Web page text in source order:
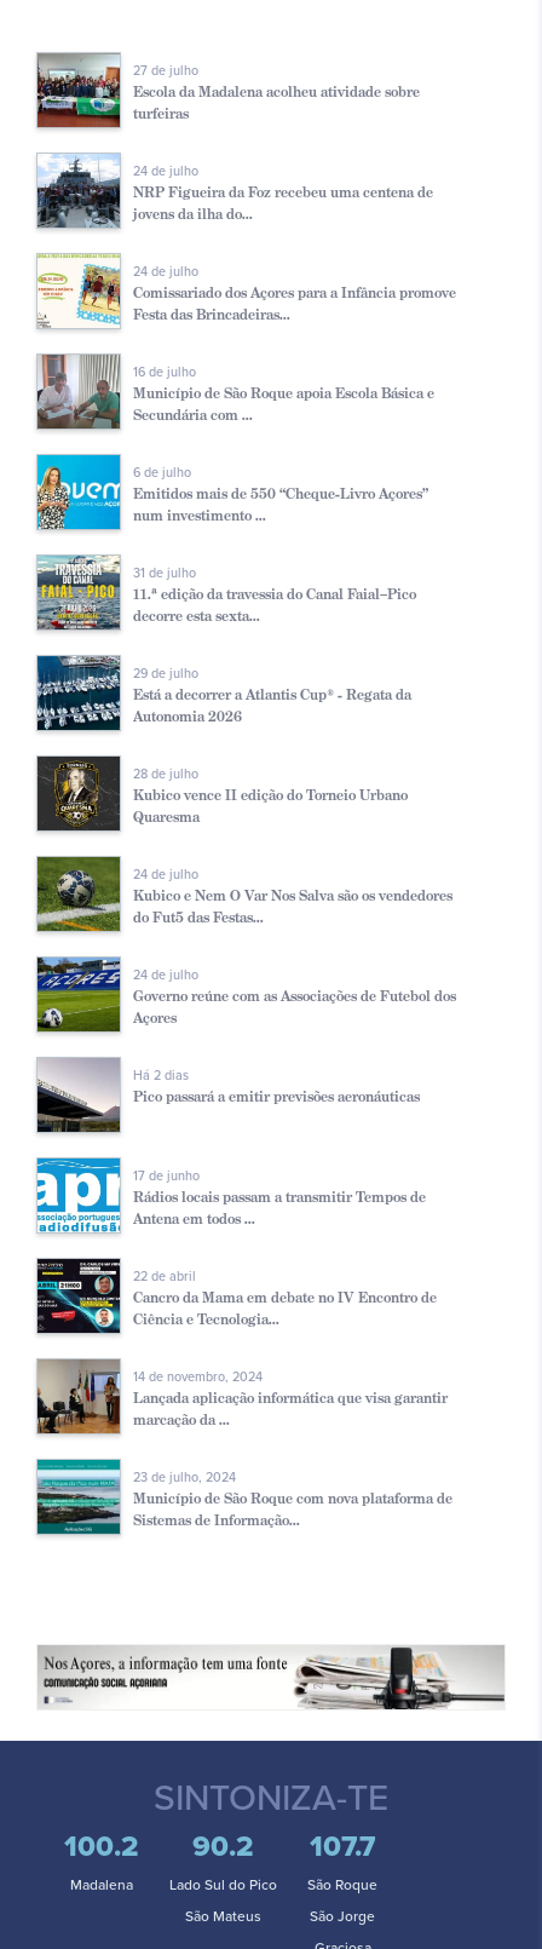
27 de julho
Escola da Madalena acolheu atividade sobre
turfeiras
24 de julho
NRP Figueira da Foz recebeu uma centena de
jovens da ilha do...
24 de julho
Comissariado dos Açores para a Infância promove
Festa das Brincadeiras...
16 de julho
Município de São Roque apoia Escola Básica e
Secundária com ...
6 de julho
Emitidos mais de 550 “Cheque-Livro Açores”
num investimento ...
31 de julho
11.ª edição da travessia do Canal Faial–Pico
decorre esta sexta...
29 de julho
Está a decorrer a Atlantis Cup® - Regata da
Autonomia 2026
28 de julho
Kubico vence II edição do Torneio Urbano
Quaresma
24 de julho
Kubico e Nem O Var Nos Salva são os vendedores
do Fut5 das Festas...
24 de julho
Governo reúne com as Associações de Futebol dos
Açores
Há 2 dias
Pico passará a emitir previsões aeronáuticas
17 de junho
Rádios locais passam a transmitir Tempos de
Antena em todos ...
22 de abril
Cancro da Mama em debate no IV Encontro de
Ciência e Tecnologia...
14 de novembro, 2024
Lançada aplicação informática que visa garantir
marcação da ...
23 de julho, 2024
Município de São Roque com nova plataforma de
Sistemas de Informação...
SINTONIZA-TE
100.2
Madalena
90.2
Lado Sul do Pico
São Mateus
107.7
São Roque
São Jorge